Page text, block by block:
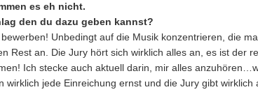
es eh nicht.
den du dazu geben kannst?
Unbedingt auf die Musik konzentrieren, die
Rest an. Die Jury hört sich wirklich alles an, es ist der
Ich stecke auch aktuell darin, mir alles
wirklich jede Einreichung ernst und die Jury gibt